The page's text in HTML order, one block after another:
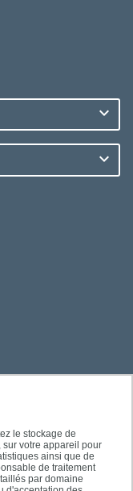
le stockage de
votre appareil pour
ainsi que de
de traitement
par domaine